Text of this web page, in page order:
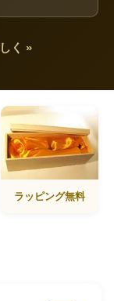
く »
ラッピング無料